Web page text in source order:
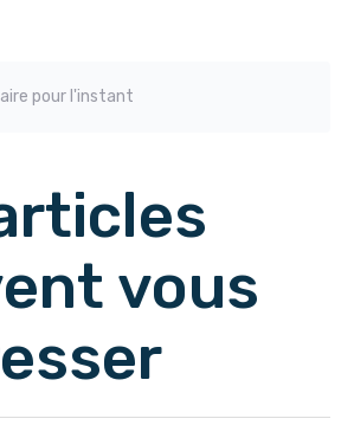
pour l'instant
vous